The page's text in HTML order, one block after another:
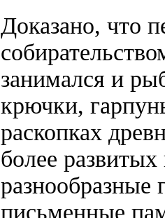
Доказано, что
занимался и
крючки,
раскопках
более
разнообразные
письменные